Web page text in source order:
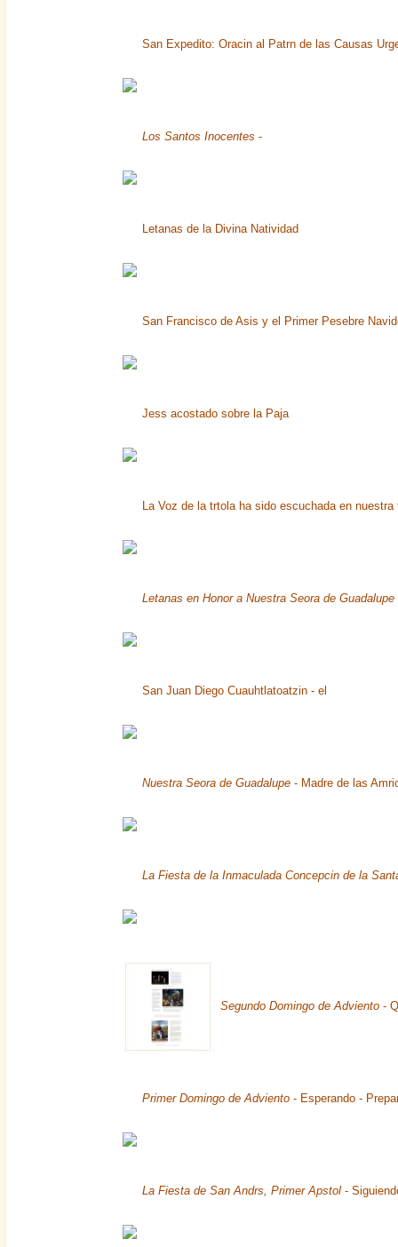
San Expedito: Oracin al Patrn de las Causas
Los Santos Inocentes -
Letanas de la Divina Natividad
San Francisco de Asis y el Primer Pesebre
Jess acostado sobre la Paja
La Voz de la trtola ha sido escuchada en nuestra
Letanas en Honor a Nuestra Seora de Guadalupe
San Juan Diego Cuauhtlatoatzin - el
Nuestra Seora de Guadalupe - Madre de las
La Fiesta de la Inmaculada Concepcin de la
Segundo Domingo de Adviento -
Primer Domingo de Adviento - Esperando -
La Fiesta de San Andrs, Primer Apstol -